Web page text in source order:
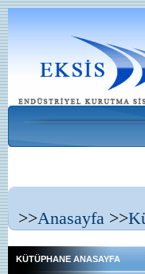
>>Anasayfa >>
KÜTÜPHANE ANASAYFA